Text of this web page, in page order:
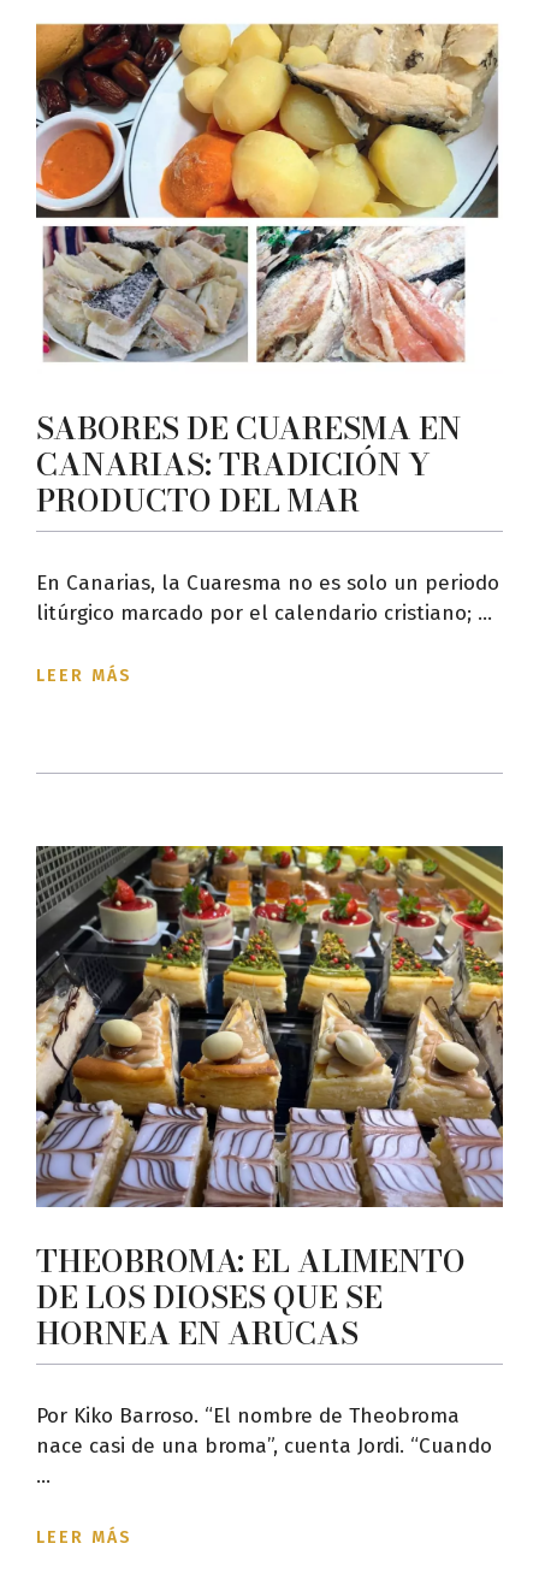
SABORES DE CUARESMA EN
CANARIAS: TRADICIÓN Y
PRODUCTO DEL MAR
En Canarias, la Cuaresma no es solo un periodo
litúrgico marcado por el calendario cristiano; ...
LEER MÁS
THEOBROMA: EL ALIMENTO
DE LOS DIOSES QUE SE
HORNEA EN ARUCAS
Por Kiko Barroso. “El nombre de Theobroma
nace casi de una broma”, cuenta Jordi. “Cuando
...
LEER MÁS